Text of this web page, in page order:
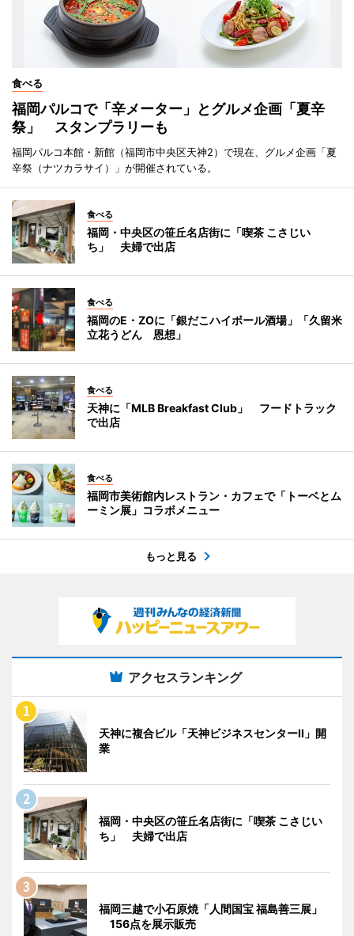
食べる
福岡パルコで「辛メーター」とグルメ企画「夏辛
祭」 スタンプラリーも
福岡パルコ本館・新館（福岡市中央区天神2）で現在、グルメ企画「夏
辛祭（ナツカラサイ）」が開催されている。
食べる
福岡・中央区の笹丘名店街に「喫茶 こさじい
ち」 夫婦で出店
食べる
福岡のE・ZOに「銀だこハイボール酒場」「久留米
立花うどん 恩想」
食べる
天神に「MLB Breakfast Club」 フードトラック
で出店
食べる
福岡市美術館内レストラン・カフェで「トーベとム
ーミン展」コラボメニュー
もっと見る
アクセスランキング
天神に複合ビル「天神ビジネスセンターII」開
業
福岡・中央区の笹丘名店街に「喫茶 こさじい
ち」 夫婦で出店
福岡三越で小石原焼「人間国宝 福島善三展」
156点を展示販売